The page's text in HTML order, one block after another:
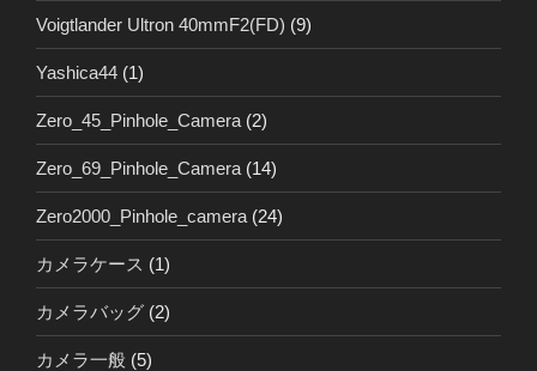
Voigtlander Ultron 40mmF2(FD) (9)
Yashica44 (1)
Zero_45_Pinhole_Camera (2)
Zero_69_Pinhole_Camera (14)
Zero2000_Pinhole_camera (24)
カメラケース (1)
カメラバッグ (2)
カメラ一般 (5)